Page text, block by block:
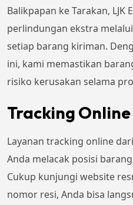
Balikpapan ke Tarakan, LJK
perlindungan ekstra
setiap barang kiriman.
ini, kami memastikan
risiko kerusakan selama
Tracking Online
Layanan tracking online
Anda melacak posisi
Cukup kunjungi website
nomor resi, Anda bisa